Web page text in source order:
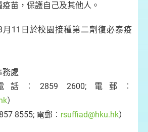
苗，保護自己及其他人。
11日於校園接種第二劑復必泰疫
務處
︰2859 2600; 電郵︰
）
8555; 電郵︰ rsuffiad@hku.hk）